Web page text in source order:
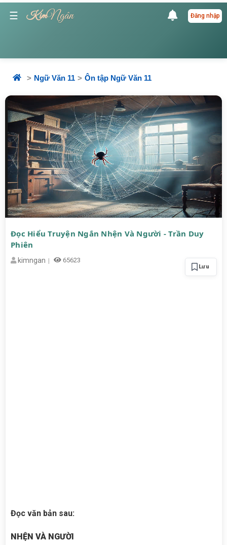
☰ KimNgân Đăng nhập
Ngữ Văn 11 Ôn tập Ngữ Văn 11
Đọc Hiểu Truyện Ngắn Nhện Và Người - Trần Duy
Phiên
kimngan 65623
Lưu
Đọc văn bản sau:
NHỆN VÀ NGƯỜI